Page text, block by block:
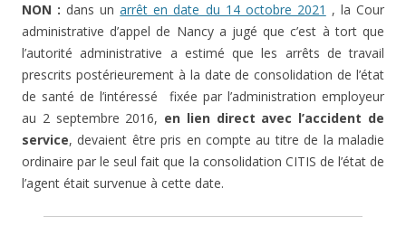
NON : dans unarrêt en date du 14 octobre 2021 , la Cour
administrative d’appel de Nancy a jugé que c’est à tort que
l’autorité administrative a estimé que les arrêts de travail
prescrits postérieurement à la date de consolidation de l’état
de santé de l’intéressé fixée par l’administration employeur
au 2 septembre 2016, en lien direct avec l’accident de
service, devaient être pris en compte au titre de la maladie
ordinaire par le seul fait que la consolidation CITIS de l’état de
l’agent était survenue à cette date.